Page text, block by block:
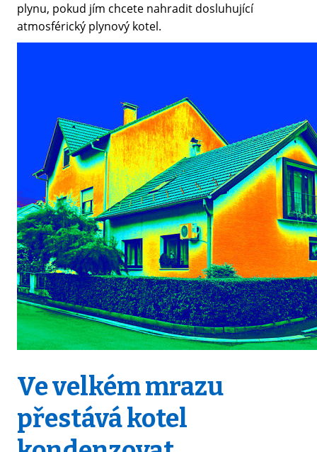
plynu, pokud jím chcete nahradit dosluhující
atmosférický plynový kotel.
Ve velkém mrazu
přestává kotel